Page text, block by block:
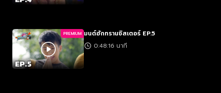
PREMIUM มนต์ฮักทรานซิสเตอร์ EP.5
0:48:16 นาที